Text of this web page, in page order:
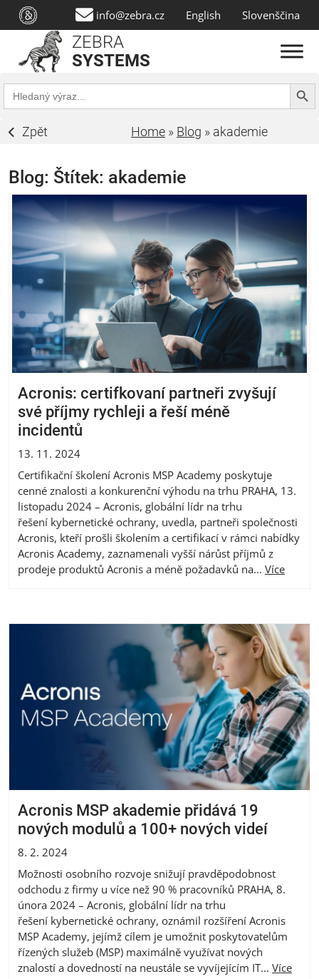
info@zebra.cz English Slovenščina
ZEBRA
SYSTEMS
Search
for:
Search
Zpět Home » Blog » akademie
Blog: Štítek: akademie
Acronis: certifkovaní partneři zvyšují
své příjmy rychleji a řeší méně
incidentů
13. 11. 2024
Certifikační školení Acronis MSP Academy poskytuje
cenné znalosti a konkurenční výhodu na trhu PRAHA, 13.
listopadu 2024 – Acronis, globální lídr na trhu
řešení kybernetické ochrany, uvedla, partneři společnosti
Acronis, kteří prošli školením a certifikací v rámci nabídky
Acronis Academy, zaznamenali vyšší nárůst příjmů z
prodeje produktů Acronis a méně požadavků na... Více
Acronis MSP akademie přidává 19
nových modulů a 100+ nových videí
8. 2. 2024
Možnosti osobního rozvoje snižují pravděpodobnost
odchodu z firmy u více než 90 % pracovníků PRAHA, 8.
února 2024 – Acronis, globální lídr na trhu
řešení kybernetické ochrany, oznámil rozšíření Acronis
MSP Academy, jejímž cílem je umožnit poskytovatelům
řízených služeb (MSP) maximálně využívat nových
znalostí a dovedností na neustále se vyvíjejícím IT... Více